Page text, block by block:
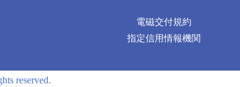
電磁交付規約
指定信用情報機関
reserved.